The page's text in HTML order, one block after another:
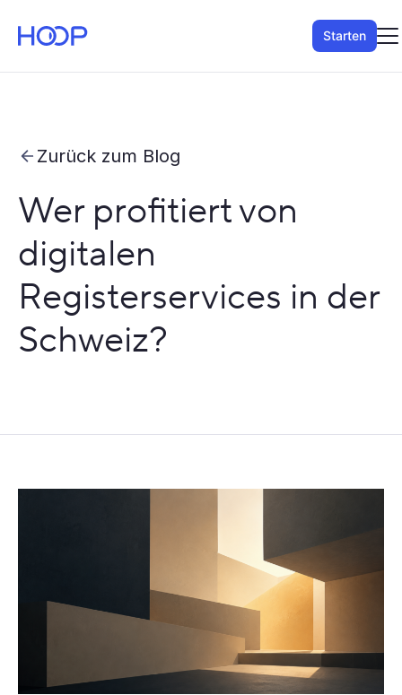
Starten
Zurück zum Blog
Wer profitiert von
digitalen
Registerservices in der
Schweiz?